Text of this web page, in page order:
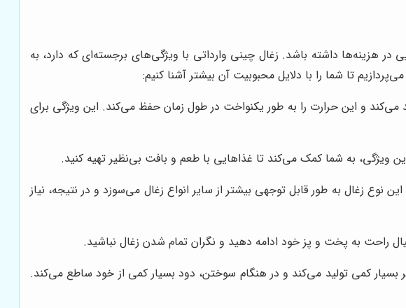
داشته باشد. زغال چینی وارداتی با ویژگی‌های برجسته‌ای که دارد، به
تا شما را با دلایل محبوبیت آن بیشتر آشنا کنیم:
می‌کند و این حرارت را به طور یکنواخت در طول زمان حفظ می‌کند. این ویژگی برای
ویژگی، به شما کمک می‌کند تا غذاهایی با طعم و بافت بی‌نظیر تهیه کنید.
نوع زغال به طور قابل توجهی بیشتر از سایر انواع زغال می‌سوزد و در نتیجه، نیاز
راحت به پخت و پز خود ادامه دهید و نگران تمام شدن زغال نباشید.
بسیار کمی تولید می‌کند و در هنگام سوختن، دود بسیار کمی از خود ساطع می‌کند.